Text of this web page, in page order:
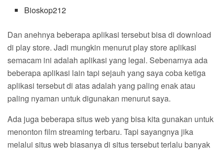
Bioskop212
Dan anehnya beberapa aplikasi tersebut bisa di download
di play store. Jadi mungkin menurut play store aplikasi
semacam ini adalah aplikasi yang legal. Sebenarnya ada
beberapa aplikasi lain tapi sejauh yang saya coba ketiga
aplikasi tersebut di atas adalah yang paling enak atau
paling nyaman untuk digunakan menurut saya.
Ada juga beberapa situs web yang bisa kita gunakan untuk
menonton film streaming terbaru. Tapi sayangnya jika
melalui situs web biasanya di situs tersebut terlalu banyak